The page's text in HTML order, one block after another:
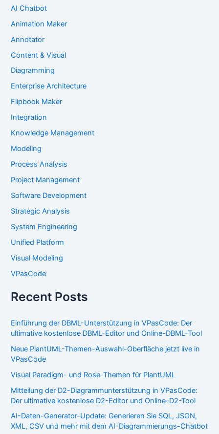
AI Chatbot
Animation Maker
Annotator
Content & Visual
Diagramming
Enterprise Architecture
Flipbook Maker
Integration
Knowledge Management
Modeling
Process Analysis
Project Management
Software Development
Strategic Analysis
System Engineering
Unified Platform
Visual Modeling
VPasCode
Recent Posts
Einführung der DBML-Unterstützung in VPasCode: Der
ultimative kostenlose DBML-Editor und Online-DBML-Tool
Neue PlantUML-Themen-Auswahl-Oberfläche jetzt live in
VPasCode
Visual Paradigm- und Rose-Themen für PlantUML
Mitteilung der D2-Diagrammunterstützung in VPasCode:
Der ultimative kostenlose D2-Editor und Online-D2-Tool
AI-Daten-Generator-Update: Generieren Sie SQL, JSON,
XML, CSV und mehr mit dem AI-Diagrammierungs-Chatbot